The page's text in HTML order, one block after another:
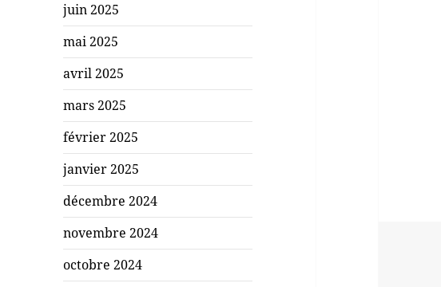
juin 2025
mai 2025
avril 2025
mars 2025
février 2025
janvier 2025
décembre 2024
novembre 2024
octobre 2024